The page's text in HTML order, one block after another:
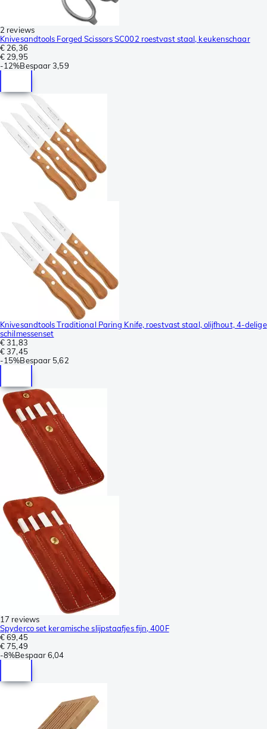
2 reviews
Knivesandtools Forged Scissors SC002 roestvast staal, keukenschaar
€ 26,36
€ 29,95
-12%Bespaar 3,59
Knivesandtools Traditional Paring Knife, roestvast staal, olijfhout, 4-delige
schilmessenset
€ 31,83
€ 37,45
-15%Bespaar 5,62
17 reviews
Spyderco set keramische slijpstaafjes fijn, 400F
€ 69,45
€ 75,49
-8%Bespaar6,04